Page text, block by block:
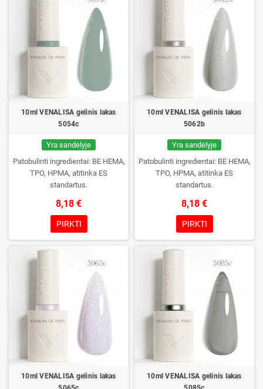
10ml VENALISA gelinis lakas
5054c
Yra sandėlyje
Patobulinti ingredientai: BE HEMA,
TPO, HPMA, atitinka ES
standartus.
8,18 €
PIRKTI
10ml VENALISA gelinis lakas
5062b
Yra sandėlyje
Patobulinti ingredientai: BE HEMA,
TPO, HPMA, atitinka ES
standartus.
8,18 €
PIRKTI
10ml VENALISA gelinis lakas
10ml VENALISA gelinis lakas